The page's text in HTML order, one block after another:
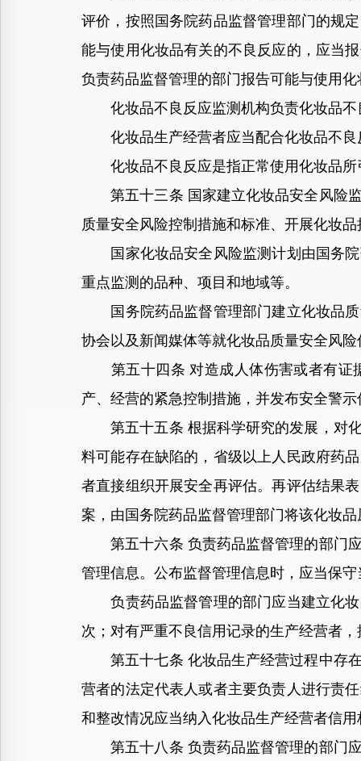
评价，按照国务院药品监督管理部门的规
能与使用化妆品有关的不良反应的，应当
负责药品监督管理的部门报告可能与使用
化妆品不良反应监测机构负责化妆品不
化妆品生产经营者应当配合化妆品不良
化妆品不良反应是指正常使用化妆品所
第五十三条 国家建立化妆品安全风险监
质量安全风险控制措施和标准、开展化妆
国家化妆品安全风险监测计划由国务院
重点监测的品种、项目和地域等。
国务院药品监督管理部门建立化妆品质
协会以及新闻媒体等就化妆品质量安全风
第五十四条 对造成人体伤害或者有证
产、经营的紧急控制措施，并发布安全警
第五十五条 根据科学研究的发展，对化
料可能存在缺陷的，省级以上人民政府药
者直接组织开展安全再评估。再评估结果
案，由国务院药品监督管理部门将该化妆
第五十六条 负责药品监督管理的部门应
管理信息。公布监督管理信息时，应当保
负责药品监督管理的部门应当建立化妆
次；对有严重不良信用记录的生产经营者
第五十七条 化妆品生产经营过程中存在
营者的法定代表人或者主要负责人进行责
和整改情况应当纳入化妆品生产经营者信用
第五十八条 负责药品监督管理的部门应